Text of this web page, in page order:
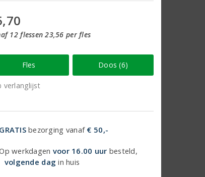
12 flessen 23,56 per fles
Fles Doos (6)
verlanglijst
GRATISbezorging vanaf € 50,-
werkdagen voor 16.00 uur besteld,
volgende dag in huis